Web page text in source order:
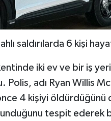
saldırılarda 6 kişi
iki ev ve bir iş
Polis, adı Ryan Willis
4 kişiyi öldürdüğünü
tespit ederek